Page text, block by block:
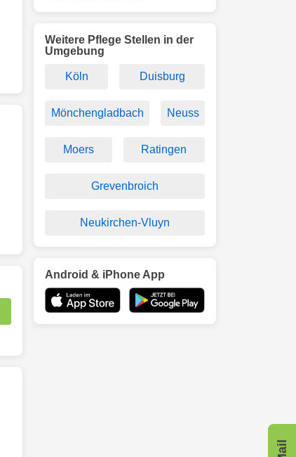
Weitere Pflege Stellen in der
Umgebung
Köln Duisburg
Mönchengladbach Neuss
Moers Ratingen
Grevenbroich
Neukirchen-Vluyn
Android & iPhone App